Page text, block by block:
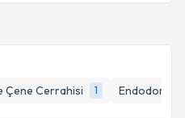
Çene Cerrahisi 1 Endodonti
posta ile bilgilendireceğiz.